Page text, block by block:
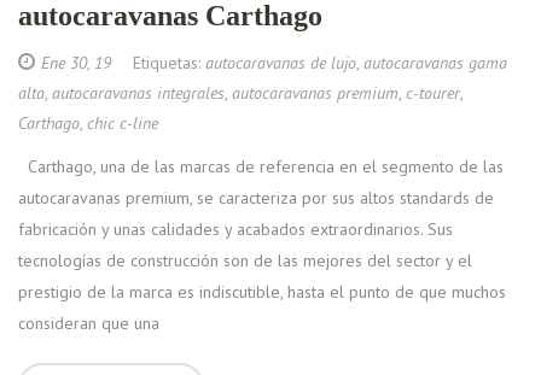
autocaravanas Carthago
Ene 30, 19Etiquetas: autocaravanas de lujo, autocaravanas gama
alta, autocaravanas integrales, autocaravanas premium, c-tourer,
Carthago, chic c-line
Carthago, una de las marcas de referencia en el segmento de las
autocaravanas premium, se caracteriza por sus altos standards de
fabricación y unas calidades y acabados extraordinarios. Sus
tecnologías de construcción son de las mejores del sector y el
prestigio de la marca es indiscutible, hasta el punto de que muchos
consideran que una